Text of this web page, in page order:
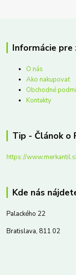
Informácie pre
O nás
Ako nakupovať
Obchodné
Kontakty
Tip - Článok o
https://
Kde nás
Palackého 22
Bratislava, 811 02